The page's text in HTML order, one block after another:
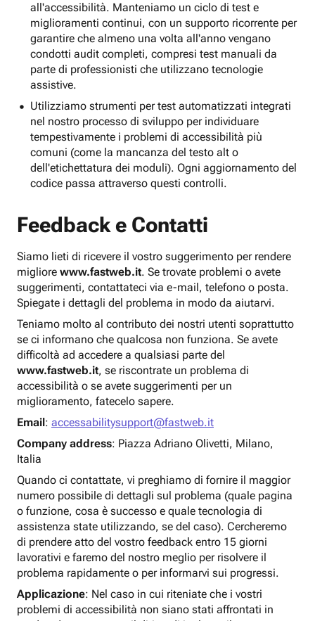
all'accessibilità. Manteniamo un ciclo di test e
miglioramenti continui, con un supporto ricorrente per
garantire che almeno una volta all'anno vengano
condotti audit completi, compresi test manuali da
parte di professionisti che utilizzano tecnologie
assistive.
Utilizziamo strumenti per test automatizzati integrati
nel nostro processo di sviluppo per individuare
tempestivamente i problemi di accessibilità più
comuni (come la mancanza del testo alt o
dell'etichettatura dei moduli). Ogni aggiornamento del
codice passa attraverso questi controlli.
Feedback e Contatti
Siamo lieti di ricevere il vostro suggerimento per rendere
migliore www.fastweb.it. Se trovate problemi o avete
suggerimenti, contattateci via e-mail, telefono o posta.
Spiegate i dettagli del problema in modo da aiutarvi.
Teniamo molto al contributo dei nostri utenti soprattutto
se ci informano che qualcosa non funziona. Se avete
difficoltà ad accedere a qualsiasi parte del
www.fastweb.it, se riscontrate un problema di
accessibilità o se avete suggerimenti per un
miglioramento, fatecelo sapere.
Email: accessabilitysupport@fastweb.it
Company address: Piazza Adriano Olivetti, Milano,
Italia
Quando ci contattate, vi preghiamo di fornire il maggior
numero possibile di dettagli sul problema (quale pagina
o funzione, cosa è successo e quale tecnologia di
assistenza state utilizzando, se del caso). Cercheremo
di prendere atto del vostro feedback entro 15 giorni
lavorativi e faremo del nostro meglio per risolvere il
problema rapidamente o per informarvi sui progressi.
Applicazione: Nel caso in cui riteniate che i vostri
problemi di accessibilità non siano stati affrontati in